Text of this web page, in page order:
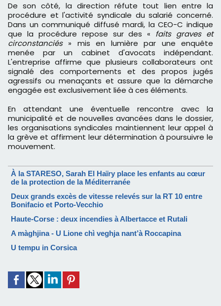
De son côté, la direction réfute tout lien entre la
procédure et l'activité syndicale du salarié concerné.
Dans un communiqué diffusé mardi, la CEO-C indique
que la procédure repose sur des « faits graves et
circonstanciés» mis en lumière par une enquête
menée par un cabinet d'avocats indépendant.
L'entreprise affirme que plusieurs collaborateurs ont
signalé des comportements et des propos jugés
agressifs ou menaçants et assure que la démarche
engagée est exclusivement liée à ces éléments.
En attendant une éventuelle rencontre avec la
municipalité et de nouvelles avancées dans le dossier,
les organisations syndicales maintiennent leur appel à
la grève et affirment leur détermination à poursuivre le
mouvement.
À la STARESO, Sarah El Haïry place les enfants au cœur
de la protection de la Méditerranée
Deux grands excès de vitesse relevés sur la RT 10 entre
Bonifacio et Porto-Vecchio
Haute-Corse : deux incendies à Albertacce et Rutali
A màghjina - U Lione chì veghja nant’à Roccapina
U tempu in Corsica